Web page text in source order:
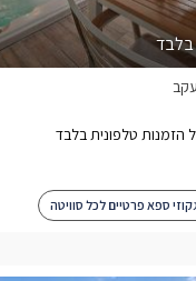
בלבד
ספא פרטיים לכל סוויטה